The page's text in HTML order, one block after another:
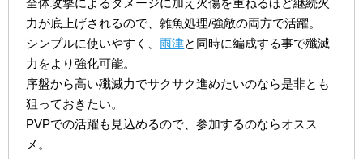
全体攻撃によるダメージに加え火傷を重ねるほど継続火
力が底上げされるので、雑魚処理/強敵の両方で活躍。
シンプルに使いやすく、雨津と同時に編成する事で殲滅
力をより強化可能。
序盤から高い殲滅力でサクサク進めたいのなら是非とも
狙っておきたい。
PVPでの活躍も見込めるので、参加するのならオスス
メ。